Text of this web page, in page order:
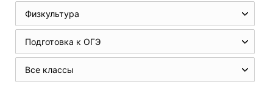
Физкультура
Подготовка к ОГЭ
Все классы